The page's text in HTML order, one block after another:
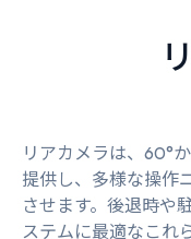
リアカメラは、60°
提供し、多様な操作
させます。後退時や
ステムに最適なこれ